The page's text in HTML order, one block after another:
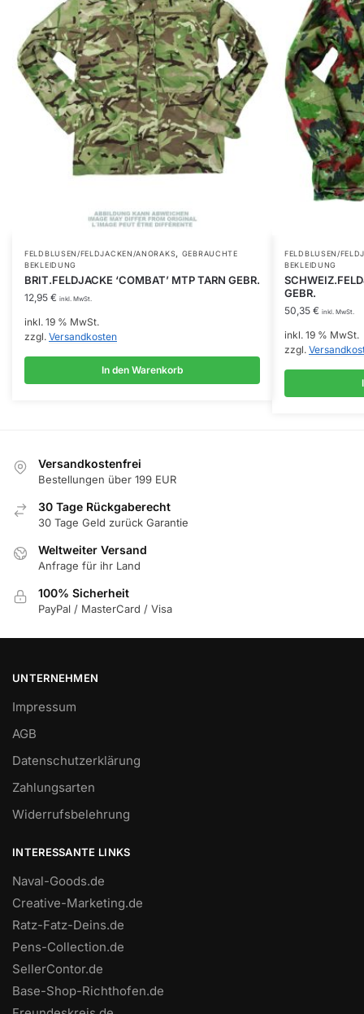
FELDBLUSEN/FELDJACKEN/ANORAKS, GEBRAUCHTE
BEKLEIDUNG
BRIT.FELDJACKE ‘COMBAT’ MTP TARN GEBR.
12,95 € inkl. MwSt.
inkl. 19 % MwSt.
zzgl. Versandkosten
In den Warenkorb
FELDBLUSEN/
BEKLEIDUNG
GEBR.
50,35 € inkl. MwSt.
inkl. 19 % MwSt.
zzgl.
Versandkostenfrei
Bestellungen über 199 EUR
30 Tage Rückgaberecht
30 Tage Geld zurück Garantie
Weltweiter Versand
Anfrage für ihr Land
100% Sicherheit
PayPal / MasterCard / Visa
UNTERNEHMEN
Impressum
AGB
Datenschutzerklärung
Zahlungsarten
Widerrufsbelehrung
INTERESSANTE LINKS
Naval-Goods.de
Creative-Marketing.de
Ratz-Fatz-Deins.de
Pens-Collection.de
SellerContor.de
Base-Shop-Richthofen.de